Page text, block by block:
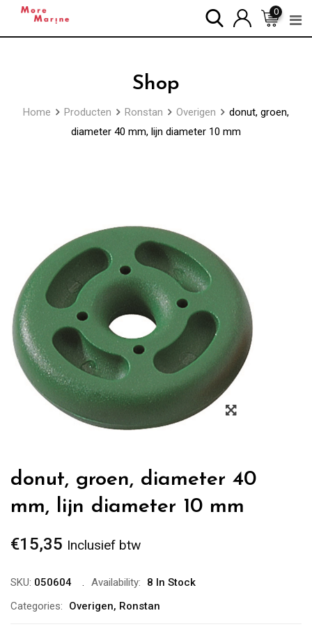
0
Shop
Home Producten Ronstan Overigen
donut, groen,
diameter 40 mm, lijn diameter 10 mm
donut, groen, diameter 40
mm, lijn diameter 10 mm
€15,35 Inclusief btw
SKU: 050604 Availability:
8 In Stock
Categories:
Overigen, Ronstan